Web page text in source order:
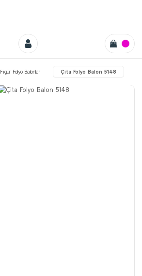
Figür Folyo Balonlar Çita Folyo Balon 5148